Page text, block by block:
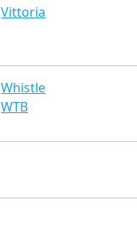
Vittoria
Whistle
WTB